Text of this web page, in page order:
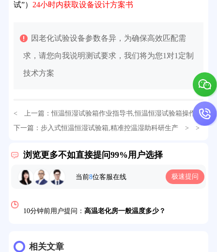
试”） 24小时内获取设备设计方案书
因老化试验设备参数各异，为确保高效匹配需
求，请您向我说明测试要求，我们将为您1对1定制
技术方案
< 上一篇：恒温恒湿试验箱作业指导书,恒温恒湿试验箱操作全
攻略
下一篇： 步入式恒温恒湿试验箱,精准控温湿助科研生产> >
浏览更多不如直接提问99%用户选择
当前8位客服在线 极速提问
32分钟前用户提问：氙灯老化试验箱价格多少？
7分钟前用户提问： 老化房安全要求标准有哪些？
13分钟前用户提问：
相关文章